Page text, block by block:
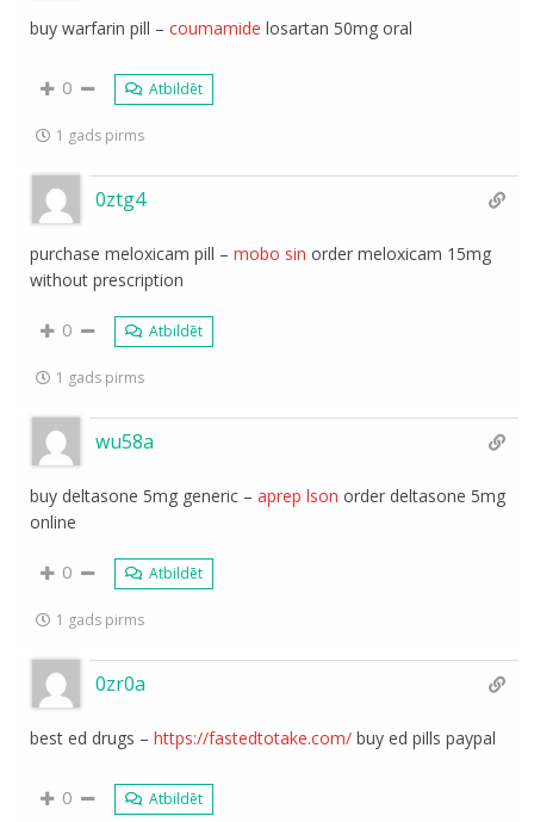
buy warfarin pill –coumamide losartan 50mg oral
0 Atbildēt
1 gads pirms
0ztg4
purchase meloxicam pill –mobo sin order meloxicam 15mg
without prescription
0 Atbildēt
1 gads pirms
wu58a
buy deltasone 5mg generic –aprep lson order deltasone 5mg
online
0 Atbildēt
1 gads pirms
0zr0a
best ed drugs –https://fastedtotake.com/ buy ed pills paypal
0 Atbildēt